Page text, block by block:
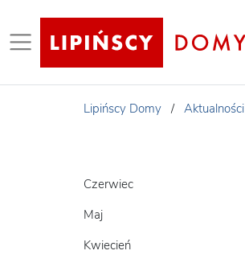
Lipińscy Domy / Aktualności
Czerwiec
Maj
Kwiecień